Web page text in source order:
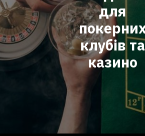
для
клубів та
казино